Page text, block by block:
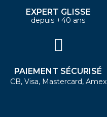
EXPERT GLISSE
depuis +40 ans
PAIEMENT SÉCURISÉ
CB, Visa, Mastercard, Amex